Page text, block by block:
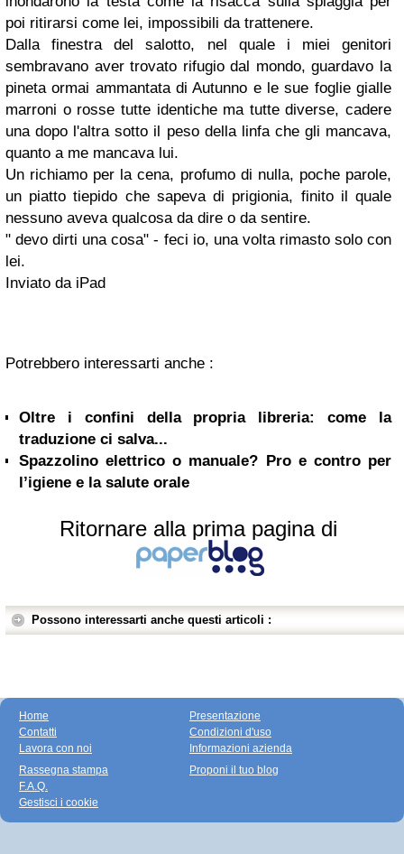
poi ritirarsi come lei, impossibili da trattenere.
Dalla finestra del salotto, nel quale i miei genitori
sembravano aver trovato rifugio dal mondo, guardavo la
pineta ormai ammantata di Autunno e le sue foglie gialle
marroni o rosse tutte identiche ma tutte diverse, cadere
una dopo l'altra sotto il peso della linfa che gli mancava,
quanto a me mancava lui.
Un richiamo per la cena, profumo di nulla, poche parole,
un piatto tiepido che sapeva di prigionia, finito il quale
nessuno aveva qualcosa da dire o da sentire.
" devo dirti una cosa" - feci io, una volta rimasto solo con
lei.
Inviato da iPad
Potrebbero interessarti anche :
Oltre i confini della propria libreria: come la
traduzione ci salva...
Spazzolino elettrico o manuale? Pro e contro per
l’igiene e la salute orale
Ritornare alla prima pagina di
Possono interessarti anche questi articoli :
Home
Contatti
Lavora con noi
Presentazione
Condizioni d'uso
Informazioni azienda
Rassegna stampa
F.A.Q.
Gestisci i cookie
Proponi il tuo blog